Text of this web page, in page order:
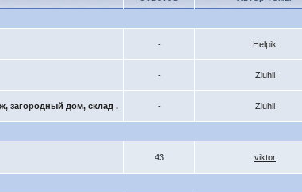
- Helpik
- Zluhii
загородный дом, склад . - Zluhii
43 viktor